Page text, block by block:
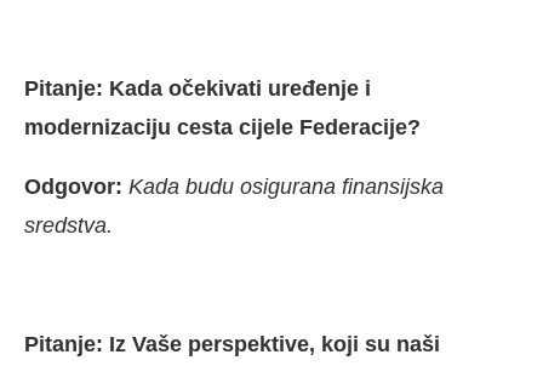
Pitanje: Kada očekivati uređenje i
modernizaciju cesta cijele Federacije?
Odgovor: Kada budu osigurana finansijska
sredstva.
Pitanje: Iz Vaše perspektive, koji su naši